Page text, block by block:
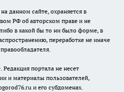
данном сайте, охраняется в
РФ об авторском праве и не
в какой бы то ни было форме, в
переработке не иначе
Редакция портала не несет
и материалы пользователей,
и его субдоменах.